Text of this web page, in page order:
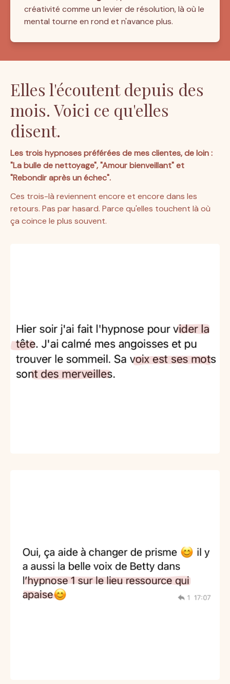
créativité comme un levier de résolution, là où le
mental tourne en rond et n'avance plus.
Elles l'écoutent depuis des
mois. Voici ce qu'elles
disent.
Les trois hypnoses préférées de mes clientes, de loin :
"La bulle de nettoyage", "Amour bienveillant" et
"Rebondir après un échec".
Ces trois-là reviennent encore et encore dans les
retours. Pas par hasard. Parce qu'elles touchent là où
ça coince le plus souvent.